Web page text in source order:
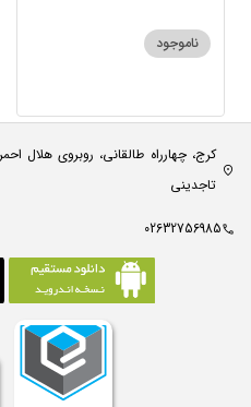
ناموجود
کرج، چهارراه طالقانی، روبروی هلال
تاجدینی
02632756985